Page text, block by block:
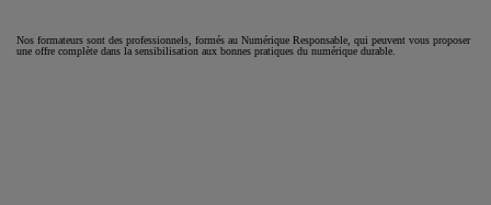
Nos formateurs sont des professionnels, formés au Numérique Responsable, qui peuvent vous proposer
une offre complète dans la sensibilisation aux bonnes pratiques du numérique durable.